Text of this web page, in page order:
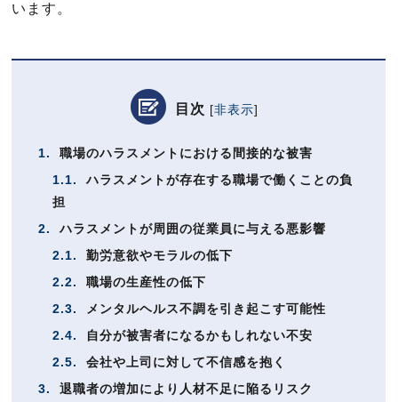
います。
目次 [非表示]
1.
職場のハラスメントにおける間接的な被害
1.1.
ハラスメントが存在する職場で働くことの負
担
2.
ハラスメントが周囲の従業員に与える悪影響
2.1.
勤労意欲やモラルの低下
2.2.
職場の生産性の低下
2.3.
メンタルヘルス不調を引き起こす可能性
2.4.
自分が被害者になるかもしれない不安
2.5.
会社や上司に対して不信感を抱く
3.
退職者の増加により人材不足に陥るリスク